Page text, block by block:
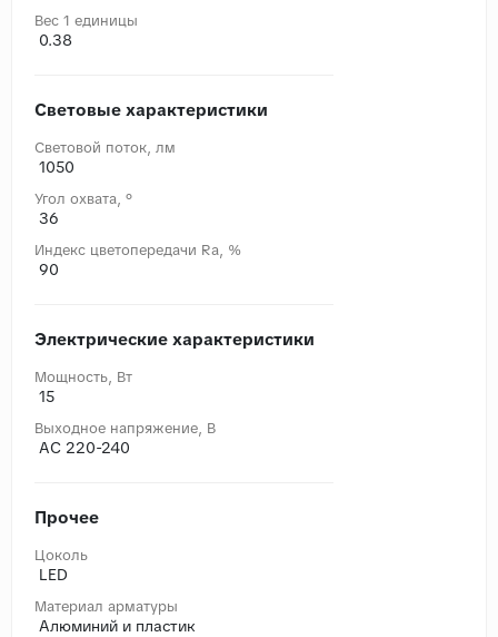
Вес 1 единицы
0.38
Световые характеристики
Световой поток, лм
1050
Угол охвата, °
36
Индекс цветопередачи Ra, %
90
Электрические характеристики
Мощность, Вт
15
Выходное напряжение, В
AC 220-240
Прочее
Цоколь
LED
Материал арматуры
Алюминий и пластик